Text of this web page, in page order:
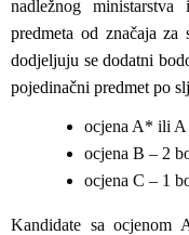
nadležnog
predmeta od značaja za
dodjeljuju se dodatni
pojedinačni predmet po
ocjena A* ili A
ocjena B – 2
ocjena C – 1
Kandidate sa